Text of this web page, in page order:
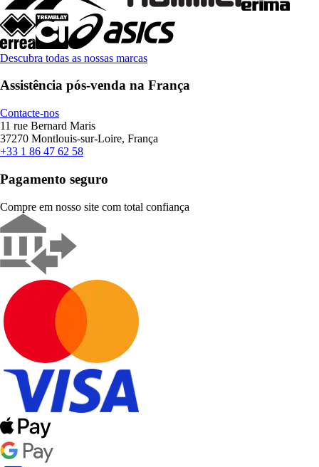
Descubra todas as nossas marcas
Assistência pós-venda na França
Contacte-nos
11 rue Bernard Maris
37270 Montlouis-sur-Loire, França
+33 1 86 47 62 58
Pagamento seguro
Compre em nosso site com total confiança